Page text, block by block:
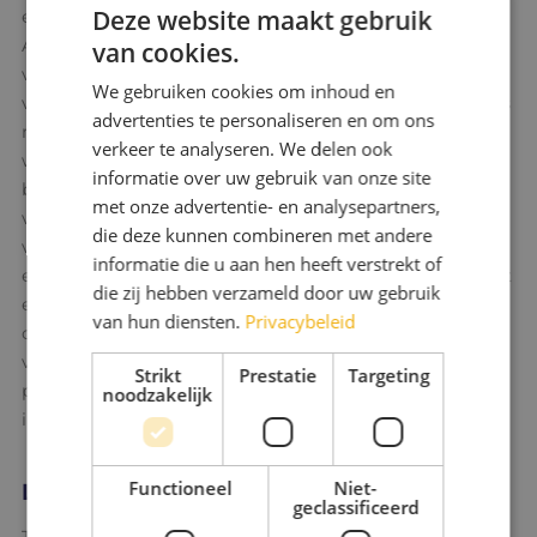
en Nieuw opnieuw ongeregeldheden plaats. Volgens
Arjen laat dat zien hoe complex maatschapp elijke
vraagstukken zijn."Er is een groep mensen die bewust
verkeerde keuzes maakt. Tegelijkertijd zie je ook steeds
meer bewoners die opstaan en zeggen: dit is niet de
wijk die wij willen zijn." Nicole ziet daarnaast een
bredere uitdaging. Verbeter Breda wil een beweging
van verbinding zijn in een samenleving waarin
verbinding steeds vaker onder druk staat. "We leven in
een tijd waarin angst soms de overhand krijgt. Dan lijkt
een boodschap van inclusie, kansen en samen
optrekken soms bijna een tegengeluid." Juist daarom
vindt zij het belangrijk om hoopvol te blijven. Niet door
problemen te ontkennen, maar door te blijven
investeren in samenwerking.
Lef om het anders te doen
Deze website maakt gebruik
van cookies.
We gebruiken cookies om inhoud en
advertenties te personaliseren en om ons
verkeer te analyseren. We delen ook
informatie over uw gebruik van onze site
met onze advertentie- en analysepartners,
die deze kunnen combineren met andere
informatie die u aan hen heeft verstrekt of
die zij hebben verzameld door uw gebruik
van hun diensten. Privacybeleid
Strikt
noodzakelijk
Prestatie Targeting
Functioneel
Niet-
geclassificeerd